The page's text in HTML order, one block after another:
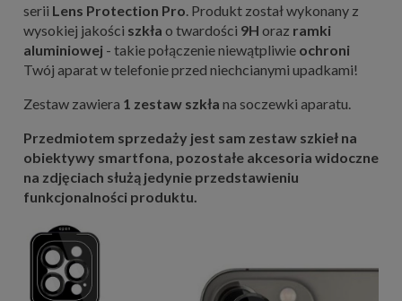
serii Lens Protection Pro . Produkt został wykonany z
wysokiej jakości szkła o twardości 9H oraz ramki
aluminiowej - takie połączenie niewątpliwie ochroni
Twój aparat w telefonie przed niechcianymi upadkami!
Zestaw zawiera 1 zestaw szkła na soczewki aparatu.
Przedmiotem sprzedaży jest sam zestaw szkieł na
obiektywy smartfona, pozostałe akcesoria widoczne
na zdjęciach służą jedynie przedstawieniu
funkcjonalności produktu.